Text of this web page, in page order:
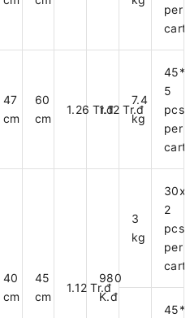
per
47
cm
60
cm
1.26 Tr.đ1.12 Tr.đ
7.4
kg
5
pcs
per
40
cm
45
cm
1.12 Tr.đ
980
K.đ
3
kg
2
pcs
per